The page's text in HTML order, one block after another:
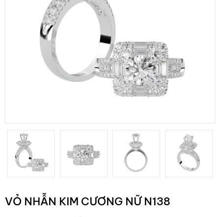
VỎ NHẪN KIM CƯƠNG NỮ N138